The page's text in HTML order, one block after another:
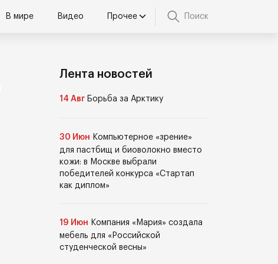
В мире Видео Прочее Поиск
Лента новостей
14 Авг Борьба за Арктику
30 Июн Компьютерное «зрение»
для пастбищ и биоволокно вместо
кожи: в Москве выбрали
победителей конкурса «Стартап
как диплом»
19 Июн Компания «Мария» создала
мебель для «Российской
студенческой весны»